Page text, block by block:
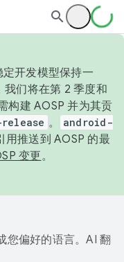
开发模型保持一
们将在第 2 季度和
构建 AOSP 并为其贡
。
android-
用推送到 AOSP 的最
变更。
您偏好的语言。AI 翻